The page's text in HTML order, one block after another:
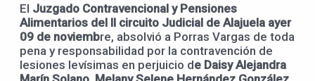
El Juzgado Contravencional y Pensiones
Alimentarios del II circuito Judicial de Alajuela ayer
09 de noviembre, absolvió a Porras Vargas de toda
pena y responsabilidad por la contravención de
lesiones levísimas en perjuicio de Daisy Alejandra